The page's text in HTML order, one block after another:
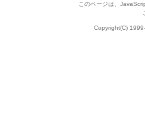
このページは、
Copyright(C)